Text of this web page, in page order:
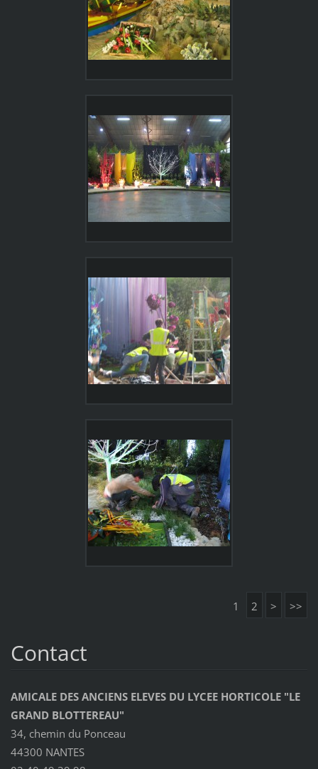
1 2 > >>
Contact
AMICALE DES ANCIENS ELEVES DU LYCEE HORTICOLE "LE
GRAND BLOTTEREAU"
34, chemin du Ponceau
44300 NANTES